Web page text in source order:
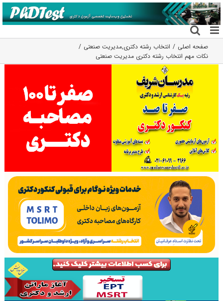
رفتن
به
محتوا
صفحه اصلی انتخاب رشته دکتری,مدیریت صنعتی
نکات مهم انتخاب رشته دکتری مدیریت صنعتی